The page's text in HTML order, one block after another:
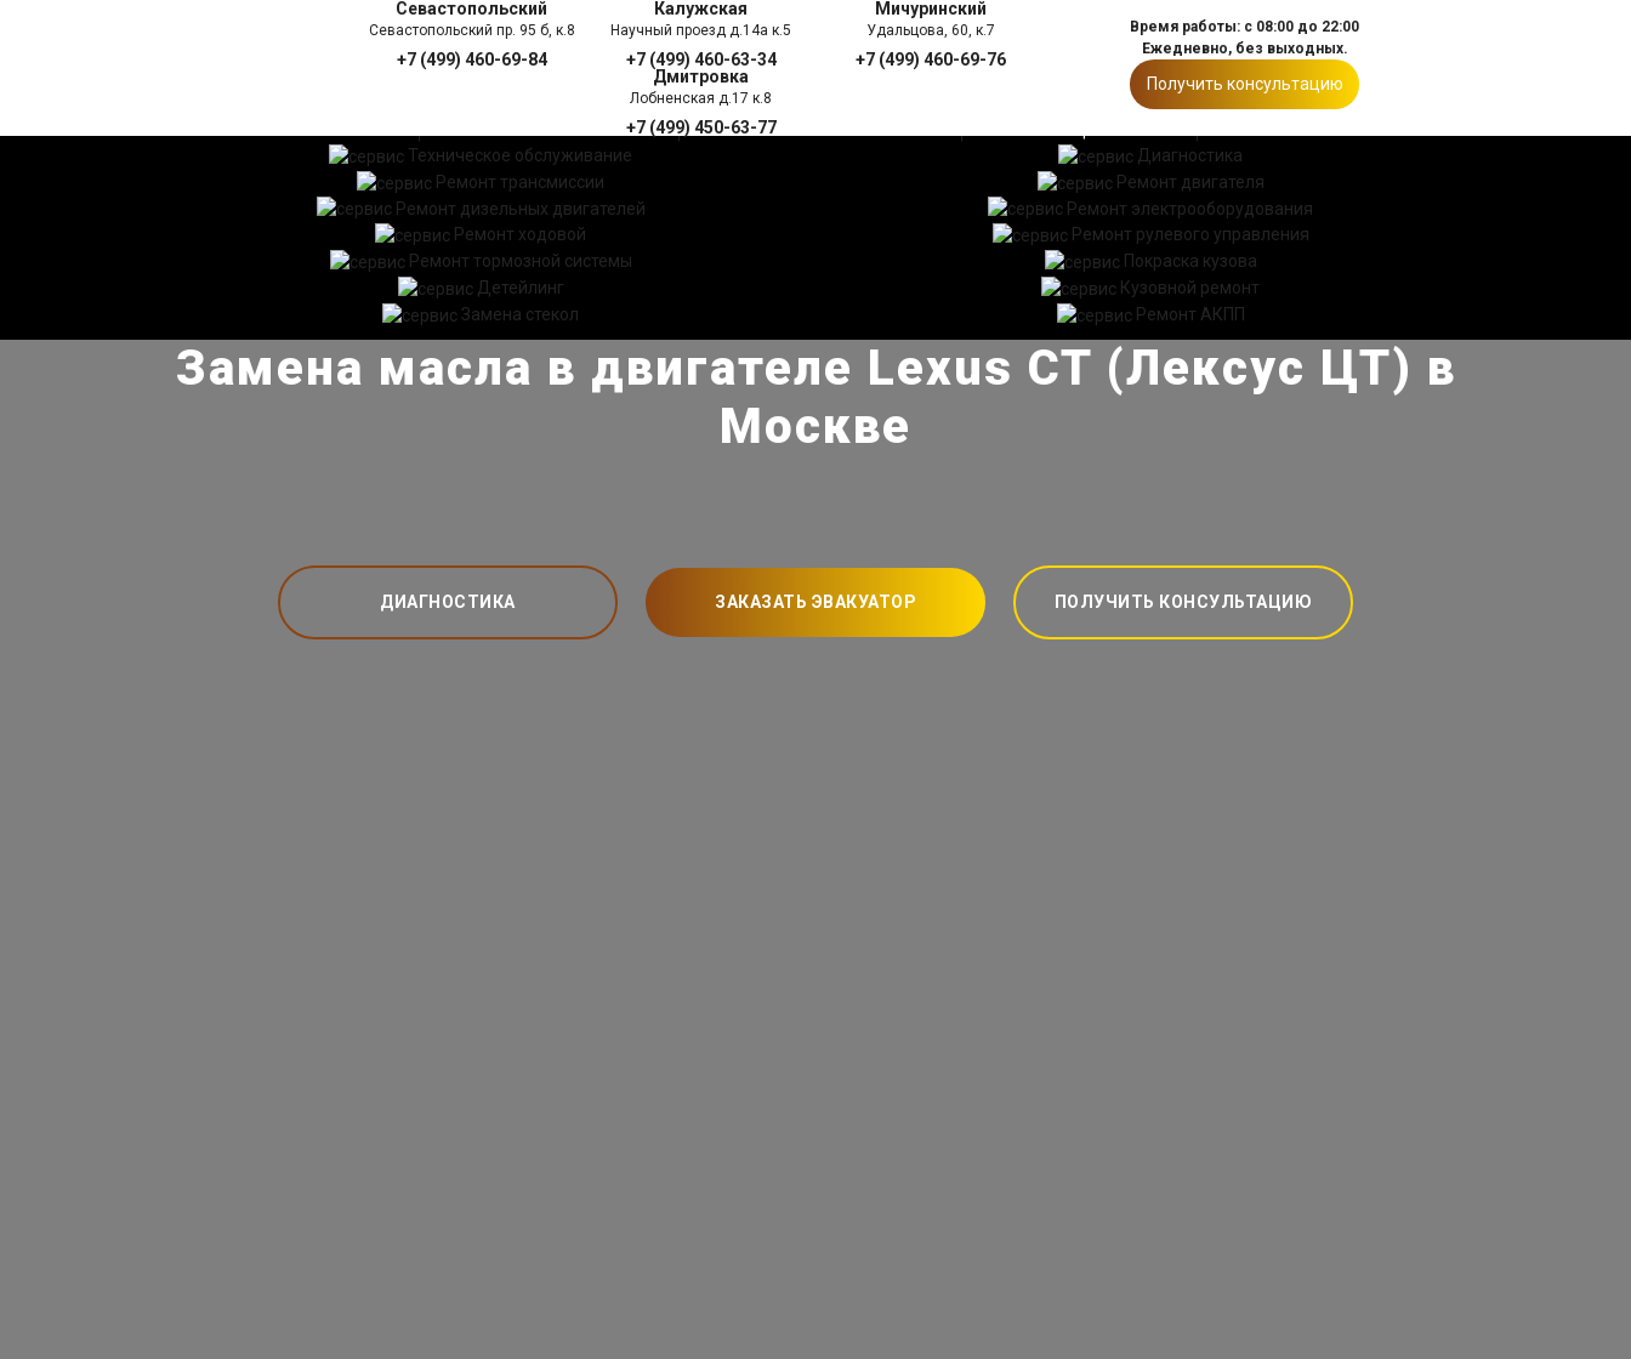
Севастопольский
Севастопольский пр. 95 б, к.8
+7 (499) 460-69-84
Калужская
Научный проезд д.14а к.5
+7 (499) 460-63-34
Мичуринский
Удальцова, 60, к.7
+7 (499) 460-69-76
Дмитровка
Лобненская д.17 к.8
+7 (499) 450-63-77
Время работы: с 08:00 до 22:00
Ежедневно, без выходных.
Получить консультацию
ПРАЙС ЛИСТ
Техническое обслуживание
Диагностика
Ремонт трансмиссии
Ремонт двигателя
Ремонт дизельных двигателей
Ремонт электрооборудования
Ремонт ходовой
Ремонт рулевого управления
Ремонт тормозной системы
Покраска кузова
Детейлинг
Кузовной ремонт
Замена стекол
Ремонт АКПП
Замена масла в двигателе Lexus CT (Лексус ЦТ) в
Москве
ДИАГНОСТИКА ЗАКАЗАТЬ ЭВАКУАТОР ПОЛУЧИТЬ КОНСУЛЬТАЦИЮ